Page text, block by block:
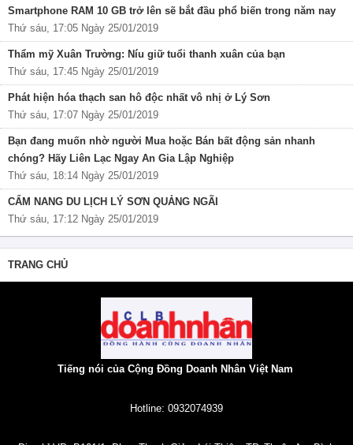
Smartphone RAM 10 GB trở lên sẽ bắt đầu phổ biến trong năm nay
Thứ sáu, 17:05 Ngày 25/01/2019
Thẩm mỹ Xuân Trường: Níu giữ tuổi thanh xuân của bạn
Thứ sáu, 17:45 Ngày 25/01/2019
Phát hiện hóa thạch san hô độc nhất vô nhị ở Lý Sơn
Thứ sáu, 17:07 Ngày 25/01/2019
Bạn đang muốn nhờ người Mua hoặc Bán bất động sản nhanh
chóng? Hãy Liên Lạc Ngay An Gia Lập Nghiệp
Thứ sáu, 18:14 Ngày 25/01/2019
CẨM NANG DU LỊCH LÝ SƠN QUẢNG NGÃI
Thứ sáu, 17:12 Ngày 25/01/2019
TRANG CHỦ
Tiếng nói của Cộng Đồng Doanh Nhân Việt Nam
Hotline: 0932074939